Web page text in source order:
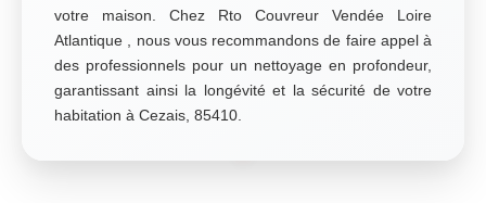
votre maison. Chez Rto Couvreur Vendée Loire
Atlantique , nous vous recommandons de faire appel à
des professionnels pour un nettoyage en profondeur,
garantissant ainsi la longévité et la sécurité de votre
habitation à Cezais, 85410.